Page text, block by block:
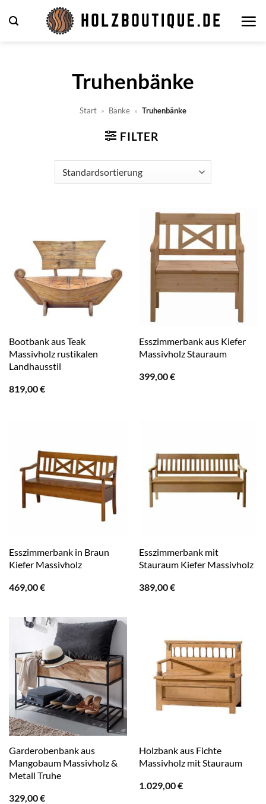
Inhalt
Truhenbänke
Start » Bänke » Truhenbänke
FILTER
Bootbank aus Teak
Massivholz rustikalen
Landhausstil
819,00€
Esszimmerbank aus Kiefer
Massivholz Stauraum
399,00€
Esszimmerbank in Braun
Kiefer Massivholz
469,00€
Esszimmerbank mit
Stauraum Kiefer Massivholz
389,00€
Garderobenbank aus
Mangobaum Massivholz &
Metall Truhe
329,00€
Holzbank aus Fichte
Massivholz mit Stauraum
1.029,00€